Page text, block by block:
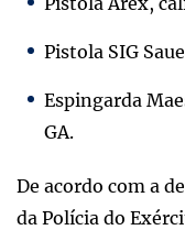
Pistola SIG
Espingarda
GA.
De acordo com a
da Polícia do